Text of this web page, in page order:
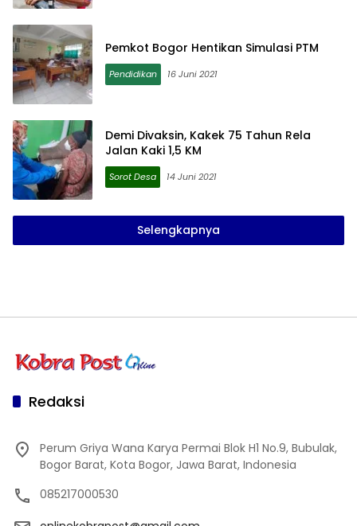
Pemkot Bogor Hentikan Simulasi PTM
Pendidikan 16 Juni 2021
Demi Divaksin, Kakek 75 Tahun Rela
Jalan Kaki 1,5 KM
Sorot Desa 14 Juni 2021
Selengkapnya
Redaksi
Perum Griya Wana Karya Permai Blok H1 No.9, Bubulak,
Bogor Barat, Kota Bogor, Jawa Barat, Indonesia
085217000530